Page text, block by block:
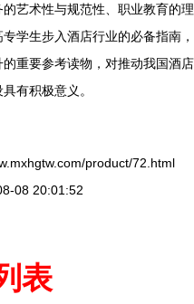
艺术性与规范性、职业教育的理
学生步入酒店行业的必备指南，
重要参考读物，对推动我国酒店
有积极意义。
product/72.html
08 20:01:52
表